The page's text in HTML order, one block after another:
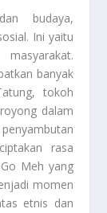
budaya,
Ini yaitu
banyak
tokoh
dalam
rasa
Meh yang
momen
etnis dan